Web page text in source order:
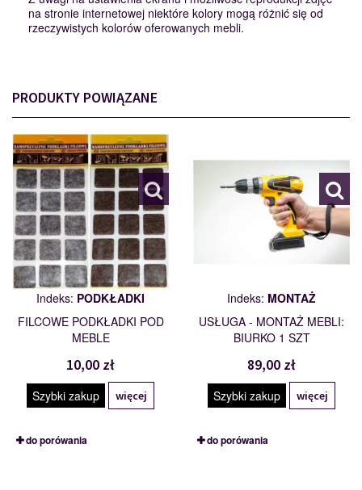
na stronie internetowej niektóre kolory mogą różnić się od
rzeczywistych kolorów oferowanych mebli.
PRODUKTY POWIĄZANE
PODKŁADKI
110562
Indeks: PODKŁADKI
FILCOWE PODKŁADKI POD
MEBLE
10,00 zł
Szybki zakup więcej
do porówania
Indeks: MONTAŻ
USŁUGA - MONTAŻ MEBLI:
BIURKO 1 SZT
89,00 zł
Szybki zakup więcej
do porówania